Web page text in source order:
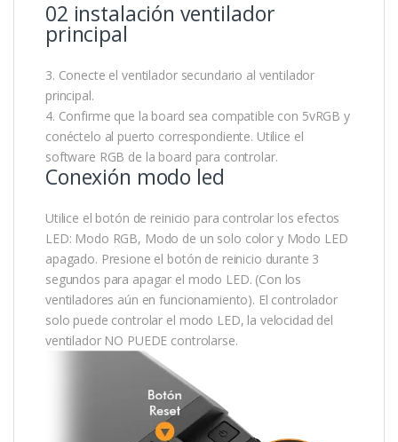
02 instalación ventilador
principal
3. Conecte el ventilador secundario al ventilador
principal.
4. Confirme que la board sea compatible con 5vRGB y
conéctelo al puerto correspondiente. Utilice el
software RGB de la board para controlar.
Conexión modo led
Utilice el botón de reinicio para controlar los efectos
LED: Modo RGB, Modo de un solo color y Modo LED
apagado. Presione el botón de reinicio durante 3
segundos para apagar el modo LED. (Con los
ventiladores aún en funcionamiento). El controlador
solo puede controlar el modo LED, la velocidad del
ventilador NO PUEDE controlarse.